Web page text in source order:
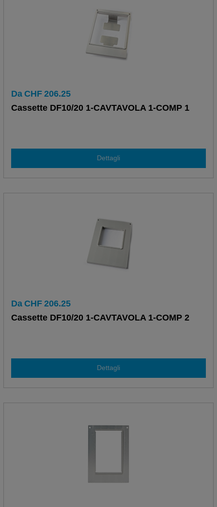
Da CHF 206.25
Cassette DF10/20 1-CAVTAVOLA 1-COMP 1
Dettagli
Da CHF 206.25
Cassette DF10/20 1-CAVTAVOLA 1-COMP 2
Dettagli